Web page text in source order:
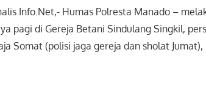
Info.Net,- Humas Polresta Manado –
pagi di Gereja Betani Sindulang Singkil,
Somat (polisi jaga gereja dan sholat